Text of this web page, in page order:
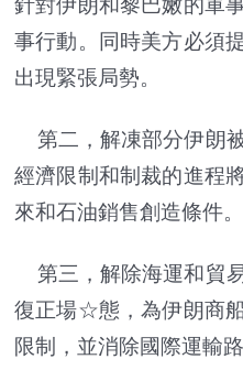
事行動。同時美方必須
出現緊張局勢。
第二，解凍部分伊朗
經濟限制和制裁的進程
來和石油銷售創造條件。
第三，解除海運和貿
復正場☆態，為伊朗商
限制，並消除國際運輸